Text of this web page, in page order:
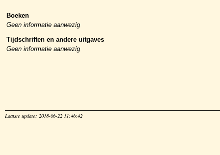
Boeken
Geen informatie aanwezig
Tijdschriften en andere uitgaves
Geen informatie aanwezig
Laatste update: 2018-06-22 11:46:42